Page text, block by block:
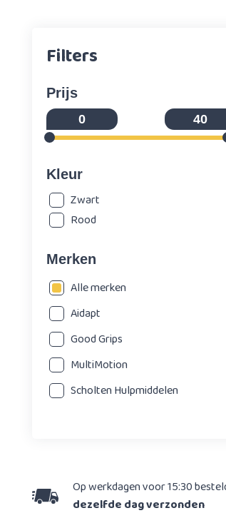
Filters
Prijs
Kleur
Zwart
Rood
Merken
Alle merken
Aidapt
Good Grips
MultiMotion
Scholten Hulpmiddelen
Op werkdagen voor 15:30
dezelfde dag verzonden